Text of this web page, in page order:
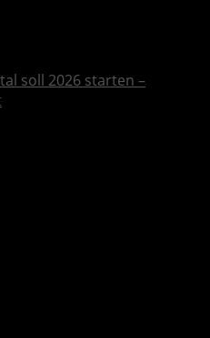
soll 2026 starten –